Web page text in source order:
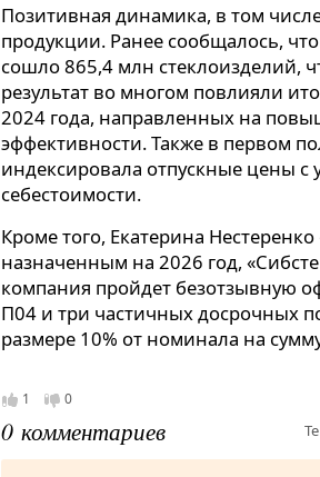
Позитивная динамика, в том
продукции. Ранее сообщалось,
сошло 865,4 млн стеклоизделий,
результат во многом повлияли
2024 года, направленных на
эффективности. Также в первом
индексировала отпускные цены с
себестоимости.
Кроме того, Екатерина
назначенным на 2026 год,
компания пройдет безотзывную
П04 и три частичных досрочных
размере 10% от номинала на
1 0
0 комментариев